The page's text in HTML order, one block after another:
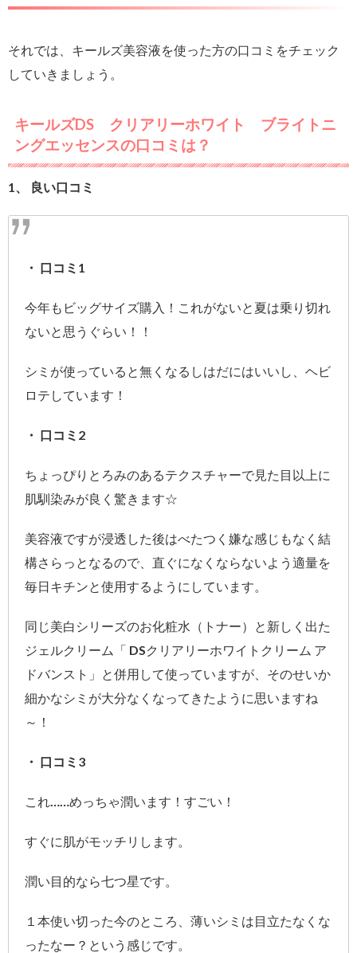
それでは、キールズ美容液を使った方の口コミをチェック
していきましょう。
キールズDS クリアリーホワイト ブライトニ
ングエッセンスの口コミは？
1、 良い口コミ
・ 口コミ1
今年もビッグサイズ購入！これがないと夏は乗り切れ
ないと思うぐらい！！
シミが使っていると無くなるしはだにはいいし、ヘビ
ロテしています！
・ 口コミ2
ちょっぴりとろみのあるテクスチャーで見た目以上に
肌馴染みが良く驚きます☆
美容液ですが浸透した後はべたつく嫌な感じもなく結
構さらっとなるので、直ぐになくならないよう適量を
毎日キチンと使用するようにしています。
同じ美白シリーズのお化粧水（トナー）と新しく出た
ジェルクリーム「 DSクリアリーホワイトクリーム ア
ドバンスト」と併用して使っていますが、そのせいか
細かなシミが大分なくなってきたように思いますね
～！
・ 口コミ3
これ……めっちゃ潤います！すごい！
すぐに肌がモッチリします。
潤い目的なら七つ星です。
１本使い切った今のところ、薄いシミは目立たなくな
ったなー？という感じです。